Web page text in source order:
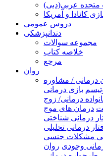
دروس عمومی
دندانپزشکی
مجموعه سوالات
خلاصه کتاب
مرجع
روان
درمانی / مشاوره
بازی درمانی
درمانی/ زوج
درمان های موج
درمانی شناختی
درمانی تحلیلی
مشکلات جنسی
وجودی روان